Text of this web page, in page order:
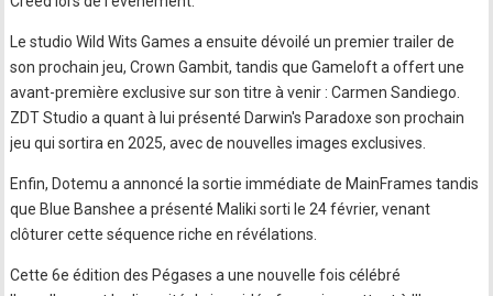
Le studio Wild Wits Games a ensuite dévoilé un premier trailer de
son prochain jeu, Crown Gambit, tandis que Gameloft a offert une
avant-première exclusive sur son titre à venir : Carmen Sandiego.
ZDT Studio a quant à lui présenté Darwin's Paradoxe son prochain
jeu qui sortira en 2025, avec de nouvelles images exclusives.
Enfin, Dotemu a annoncé la sortie immédiate de MainFrames tandis
que Blue Banshee a présenté Maliki sorti le 24 février, venant
clôturer cette séquence riche en révélations.
Cette 6e édition des Pégases a une nouvelle fois célébré